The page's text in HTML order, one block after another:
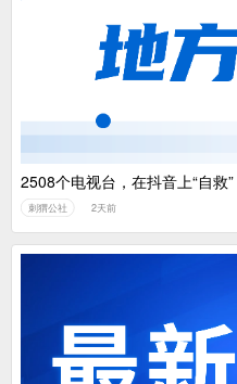
2508个电视台，在抖音上“自救”
刺猬公社 2天前